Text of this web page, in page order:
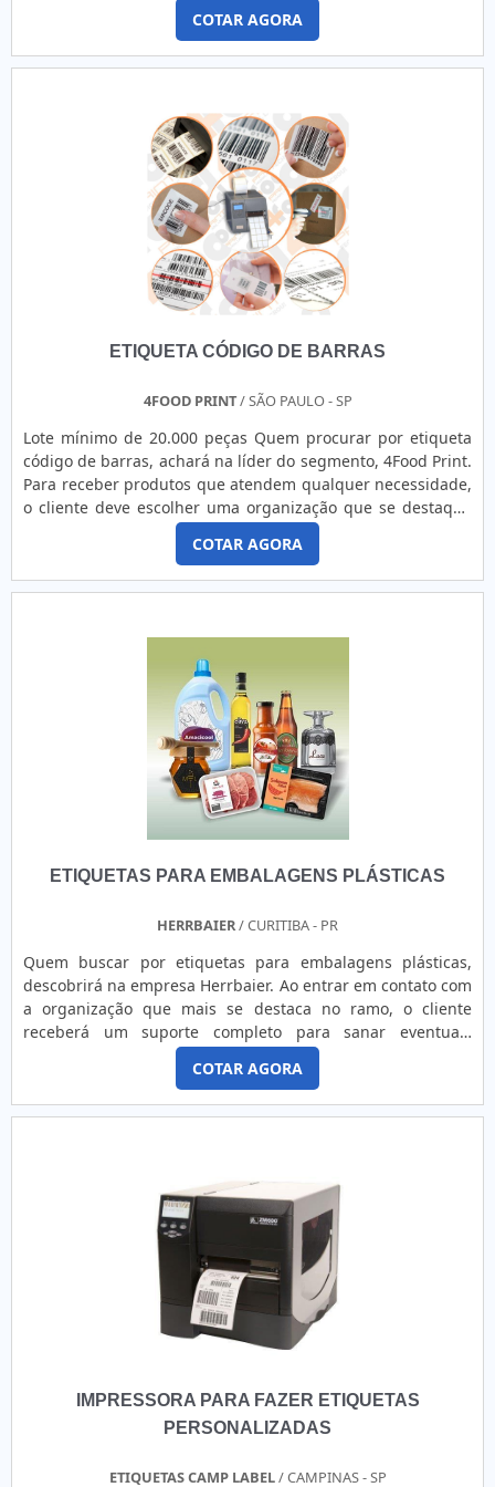
vários tipos e modelos, presta ainda serviços de
manutenção em impressoras Argox e Zebra, atendendo
com eficiência a todo o estado de São Paulo por muitos
eficiência nos quesitos de se vedar com a própria pressão
exercendo contra a haste, parede do cilindro ou até mesmo
seu embolo. Em suas aplicações, as gaxetas de borracha
dispõem de funções em seu sistema de movimentos
COTAR AGORA
ETIQUETA CÓDIGO DE BARRAS
4FOOD PRINT/ SÃO PAULO - SP
Lote mínimo de 20.000 peças Quem procurar por etiqueta
código de barras, achará na líder do segmento, 4Food Print.
Para receber produtos que atendem qualquer necessidade,
o cliente deve escolher uma organização que se destaque
por um bom suporte pré-venda e tenha ampla experiência
no ramo.ALGUNS DETALHES SOBRE ETIQUETA CÓDIGO DE
BARRASQuem está à procura de etiqueta código de barras
em uma empresa responsável, acha a 4Food Print. É
etiqueta código de barras, deve-se descartar empresas que
não tenham produtos e serviços com ótima qualidade e
assertividade, detalhes que passam despercebidos em
outras companhias e podem gerar prejuízos futuros para os
clientes.É importante lembrar que o produto deve sempre
ser adquirido com companhias especializadas no
segmento. Esse tipo de cuidado ajuda a garantir a
não cumprem com suas funções adequadamente. Assim, é
motivos para a 4Food Print ter se tornado destaque quando
produtos de qualidade. Alguns desses motivos são:
Diversas opções de pagamento disponíveis; Profissionais
com vasta experiência na área de atuação; Atendimento
personalizado; Comprometimento com o resultado final;
Logística planejada para entregas em curto prazo; Amplo
estoque de produtos. A EMPRESA MAIS QUALIFICADA DO
SEGMENTOSomente na 4Food Print as melhores opções
dos clientes a empresa disponibiliza vários tipos de
modelos e tamanhos de etiquetas adesivas para códigos de
barras. É uma empresa comprometida com seus serviços e
que preza pela segurança, padrões alcançados por possuir
chão de fábrica de alta qualidade onde são realizadas as
atividades e equipamentos de última geração.Tudo isso,
unido a um time de equipe multidisciplinar de consultores
e alta qualidade, garante a melhor experiência para os
COTAR AGORA
ETIQUETAS PARA EMBALAGENS PLÁSTICAS
HERRBAIER/ CURITIBA - PR
Quem buscar por etiquetas para embalagens plásticas,
descobrirá na empresa Herrbaier. Ao entrar em contato com
a organização que mais se destaca no ramo, o cliente
receberá um suporte completo para sanar eventuais
dúvidas sobre o produto a ser adquirido.Quando o quesito
é etiquetas para embalagens plásticas, com a Herrbaier o
cliente encontrará proteção e diversas opções de
pagamento disponíveis.MAIS DETALHES SOBRE ETIQUETAS
escritório de alta qualidade onde são realizadas as
atividades e logística planejada para entregas em curto
prazo, tudo isso para oferecer etiquetas para embalagens
plásticas com precisão.Há muitas maneiras eficientes de
uma companhia demonstrar competência, excelência e
destaque em sua área de atuação. A Herrbaier se mostra
referência por ter: Atendimento personalizado; Amplo
estoque de produtos; Preço justo; Colaboradores
plásticas, é importante buscar uma empresa que tenha
produtos e serviços com ótima qualidade e assertividade,
procedência e seriedade da empresa.Tudo isso que já foi
COTAR AGORA
IMPRESSORA PARA FAZER ETIQUETAS
PERSONALIZADAS
ETIQUETAS CAMP LABEL/ CAMPINAS - SP